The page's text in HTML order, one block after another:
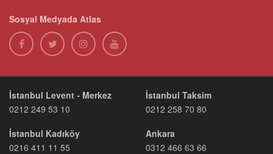
Sosyal Medyada Atlas
İstanbul Levent - Merkez
0212 249 53 10
İstanbul Taksim
0212 258 70 80
İstanbul Kadıköy
0216 411 11 55
Ankara
0312 466 63 66